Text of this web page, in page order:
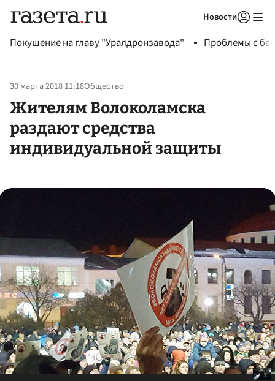
Новости
Покушение на главу "Уралдронзавода" Проблемы с
30 марта 2018 11:18Общество
Жителям Волоколамска
раздают средства
индивидуальной защиты